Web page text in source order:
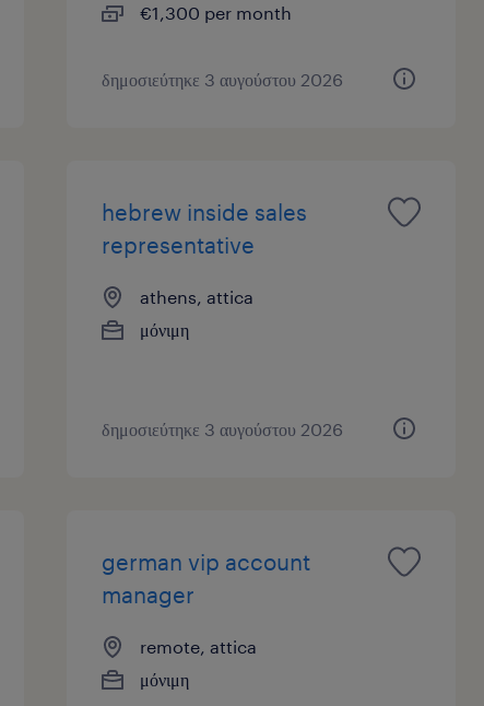
€1,300 per month
δημοσιεύτηκε 3 αυγούστου 2026
hebrew inside sales
representative
athens, attica
μόνιμη
δημοσιεύτηκε 3 αυγούστου 2026
german vip account
manager
remote, attica
μόνιμη